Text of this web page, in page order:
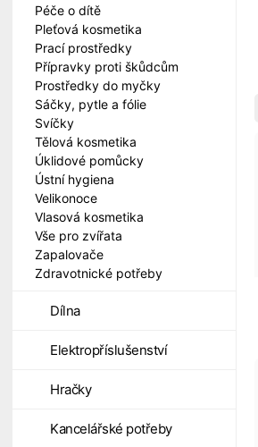
Péče o dítě
Pleťová kosmetika
Prací prostředky
Přípravky proti škůdcům
Prostředky do myčky
Sáčky, pytle a fólie
Svíčky
Tělová kosmetika
Úklidové pomůcky
Ústní hygiena
Velikonoce
Vlasová kosmetika
Vše pro zvířata
Zapalovače
Zdravotnické potřeby
Dílna
Elektropříslušenství
Hračky
Kancelářské potřeby